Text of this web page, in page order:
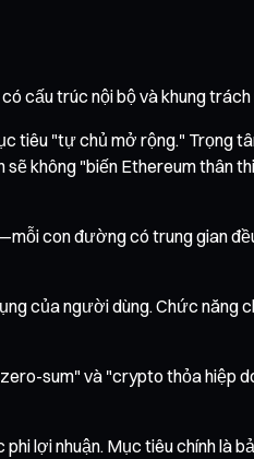
cấu trúc nội bộ và khung trách
tiêu "tự chủ mở rộng." Trọng
sẽ không "biến Ethereum
con đường có trung gian
của người dùng. Chức năng
sum" và "crypto thỏa hiệp
lợi nhuận. Mục tiêu chính là